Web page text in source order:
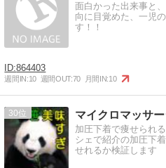
面白かった出来事と
向に目覚めた、一児
す！！
864403
週間IN:10 週間OUT:70 月間IN:10
30 マイクロマッサ
加圧下着で痩せられ
シェで紹介の加圧下
せれるか検証します